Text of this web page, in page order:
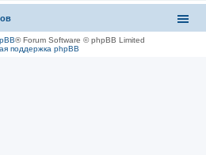
® Forum Software © phpBB Limited
поддержка phpBB